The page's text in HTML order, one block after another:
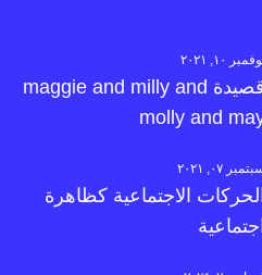
١٠, ٢٠٢١
قصيدة maggie and milly and
molly and
٠٧, ٢٠٢١
الحركات الاجتماعية كظاهرة
اجتماعية